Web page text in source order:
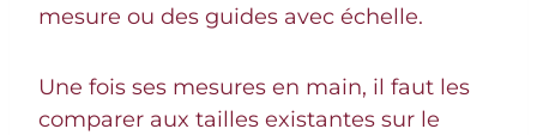
mesure ou des guides avec échelle.
Une fois ses mesures en main, il faut les
comparer aux tailles existantes sur le